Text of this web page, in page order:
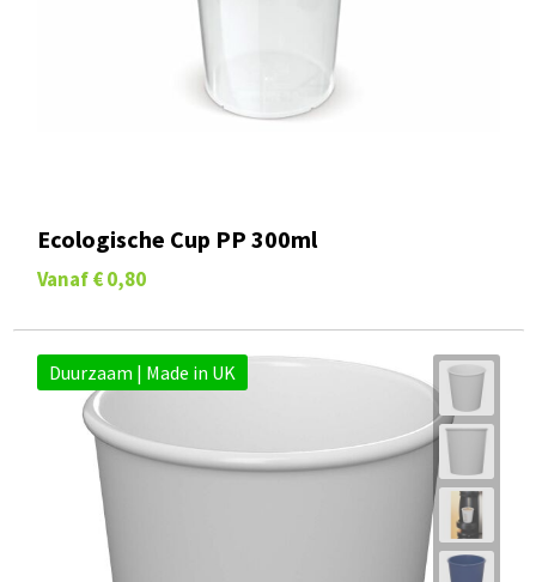
Ecologische Cup PP 300ml
Vanaf € 0,80
Duurzaam | Made in UK